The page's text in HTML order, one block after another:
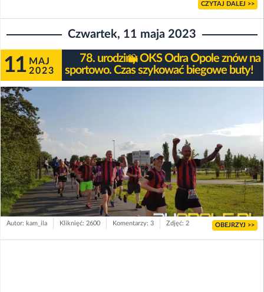
CZYTAJ DALEJ >>
Czwartek, 11 maja 2023
11 MAJ
2023
78. urodziny OKS Odra Opole znów na
sportowo. Czas szykować biegowe buty!
Autor: kam_ila Kliknięć: 2600 Komentarzy: 3 Zdjęć: 2 OBEJRZYJ >>